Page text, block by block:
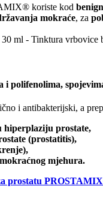
koriste kod
mokraće, za
ml - Tinktura vrbovice
i polifenolima,
i antibakterijski, a
hiperplaziju prostate,
(prostatitis),
mjehura.
prostatu